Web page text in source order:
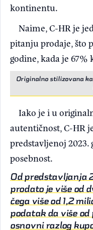
kontinentu.
Naime, C-HR je
pitanju prodaje, što
godine, kada je
Originalno stilizovana
Iako je i u
autentičnost, C-HR
predstavljenoj 2023.
posebnost.
Od predstavljanja
prodato je više od
čega više od 1,2
podatak da više
osnovni razlog